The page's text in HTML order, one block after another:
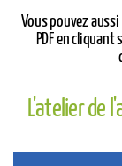
Vous pouvez
PDF en
L'atelier de